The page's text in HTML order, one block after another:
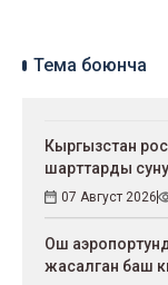
Тема боюнча
Кыргызстан
шарттарды
07 Август 2026
Ош
жасалган баш